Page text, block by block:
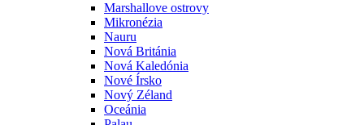
Marshallove ostrovy
Mikronézia
Nauru
Nová Británia
Nová Kaledónia
Nové Írsko
Nový Zéland
Oceánia